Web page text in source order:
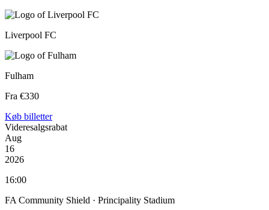
Liverpool FC
Fulham
Fra €330
Køb billetter
Videresalgsrabat
Aug
16
2026
16:00
FA Community Shield · Principality Stadium